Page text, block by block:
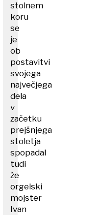
stolnem
koru
se
je
ob
postavitvi
svojega
največjega
dela
v
začetku
prejšnjega
stoletja
spopadal
tudi
že
orgelski
mojster
Ivan